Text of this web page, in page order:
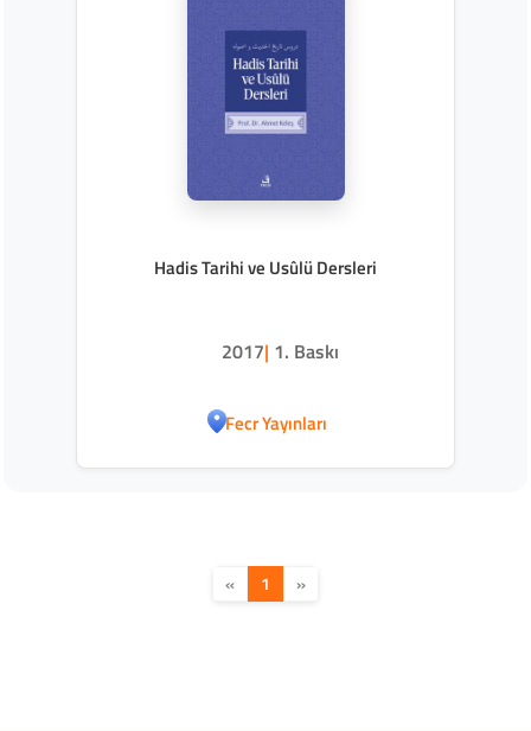
Hadis Tarihi ve Usûlü Dersleri
2017| 1. Baskı
Fecr Yayınları
« 1 »